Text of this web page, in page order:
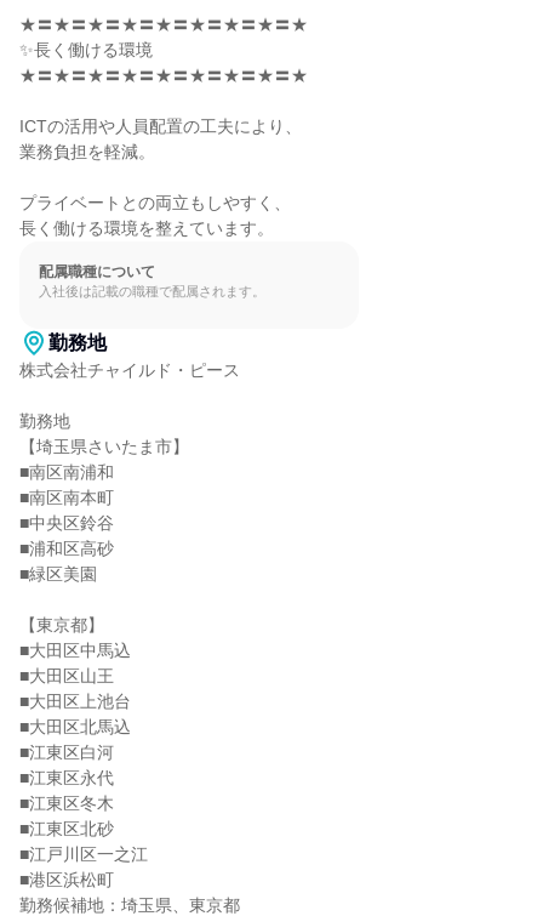
★〓★〓★〓★〓★〓★〓★〓★〓★
✨長く働ける環境
★〓★〓★〓★〓★〓★〓★〓★〓★
ICTの活用や人員配置の工夫により、
業務負担を軽減。
プライベートとの両立もしやすく、
長く働ける環境を整えています。
配属職種について
入社後は記載の職種で配属されます。
勤務地
株式会社チャイルド・ピース
勤務地
【埼玉県さいたま市】
■南区南浦和
■南区南本町
■中央区鈴谷
■浦和区高砂
■緑区美園
【東京都】
■大田区中馬込
■大田区山王
■大田区上池台
■大田区北馬込
■江東区白河
■江東区永代
■江東区冬木
■江東区北砂
■江戸川区一之江
■港区浜松町
勤務候補地：埼玉県、東京都